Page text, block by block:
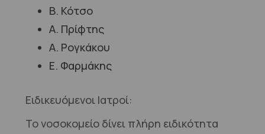
Β. Κότσο
Α. Πρίφτης
Α. Ρογκάκου
Ε. Φαρμάκης
Ειδικευόμενοι Ιατροί:
Το νοσοκομείο δίνει πλήρη ειδικότητα